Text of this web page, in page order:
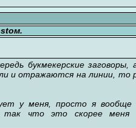
букмекерские
и отражаются на линии, то
у меня, просто я вообще
так что это скорее меня